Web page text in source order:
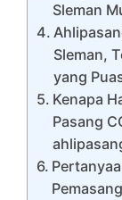
Sleman
Sleman,
yang
Kenapa
Pasang